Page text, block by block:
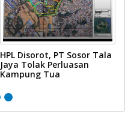
HPL Disorot, PT Sosor Tala
Jaya Tolak Perluasan
Kampung Tua